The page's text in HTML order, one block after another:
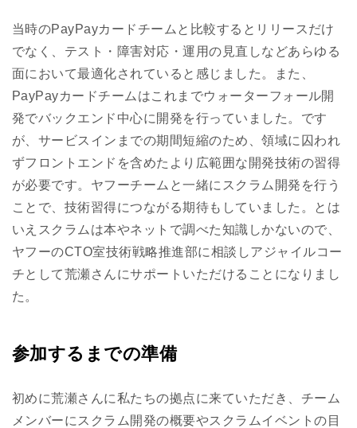
当時のPayPayカードチームと比較するとリリースだけ
でなく、テスト・障害対応・運用の見直しなどあらゆる
面において最適化されていると感じました。また、
PayPayカードチームはこれまでウォーターフォール開
発でバックエンド中心に開発を行っていました。です
が、サービスインまでの期間短縮のため、領域に囚われ
ずフロントエンドを含めたより広範囲な開発技術の習得
が必要です。ヤフーチームと一緒にスクラム開発を行う
ことで、技術習得につながる期待もしていました。とは
いえスクラムは本やネットで調べた知識しかないので、
ヤフーのCTO室技術戦略推進部に相談しアジャイルコー
チとして荒瀬さんにサポートいただけることになりまし
た。
参加するまでの準備
初めに荒瀬さんに私たちの拠点に来ていただき、チーム
メンバーにスクラム開発の概要やスクラムイベントの目